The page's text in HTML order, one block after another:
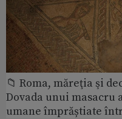
📁 Roma, măreţia şi
Dovada unui masacru
umane împrăștiate